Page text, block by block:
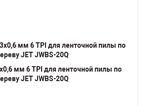
мм 6 TPI для ленточной пилы по
JET JWBS-20Q